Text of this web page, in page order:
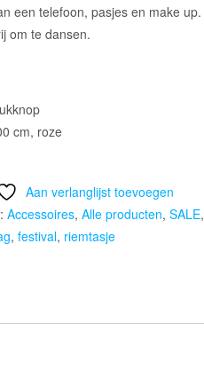
een telefoon, pasjes en make up.
om te dansen.
cm, roze
Aan verlanglijst toevoegen
Accessoires, Alle producten, SALE,
, festival, riemtasje